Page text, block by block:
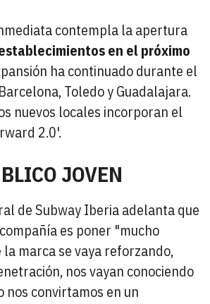
contempla la apertura
en el próximo
ha continuado durante el
Toledo y Guadalajara.
nuevos locales incorporan el
2.0'.
JOVEN
de Subway Iberia adelanta que
es poner "mucho
marca se vaya reforzando,
nos vayan conociendo
nos convirtamos en un